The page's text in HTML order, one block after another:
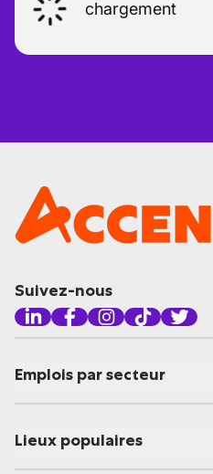
chargement
Suivez-nous
Emplois par secteur
Lieux populaires